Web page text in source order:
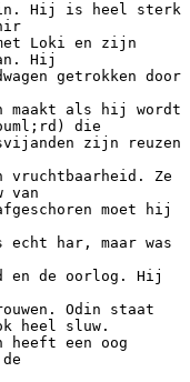
Hij is heel sterk
Loki en zijn
Hij
getrokken door
maakt als hij wordt
die
zijn reuzen
vruchtbaarheid. Ze
van
moet hij
har, maar was
en de oorlog. Hij
Odin staat
heel sluw.
heeft een oog